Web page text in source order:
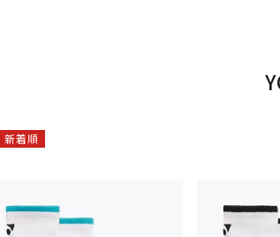
ェア
陸上競技用ウィメンズウェア
その他アクセサリー
ジ
サッ
シューズ
新着順